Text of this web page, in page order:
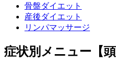
骨盤ダイエット
産後ダイエット
リンパマッサージ
症状別メニュー【頭